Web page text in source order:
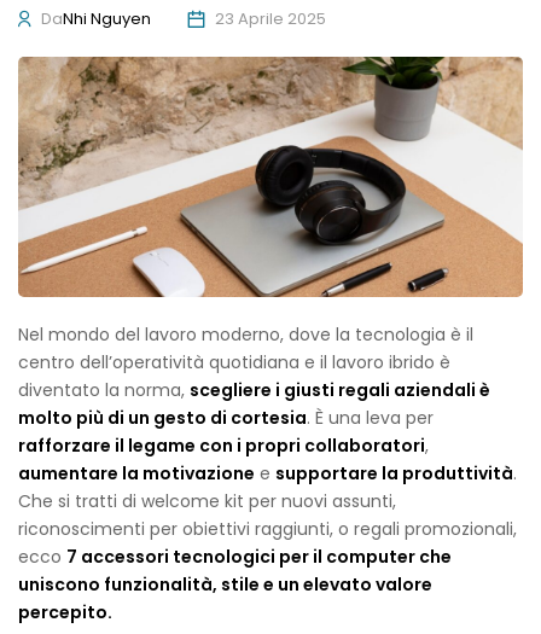
DaNhi Nguyen 23 Aprile 2025
Nel mondo del lavoro moderno, dove la tecnologia è il
centro dell’operatività quotidiana e il lavoro ibrido è
diventato la norma, scegliere i giusti regali aziendali è
molto più di un gesto di cortesia. È una leva per
rafforzare il legame con i propri collaboratori,
aumentare la motivazione e supportare la produttività.
Che si tratti di welcome kit per nuovi assunti,
riconoscimenti per obiettivi raggiunti, o regali promozionali,
ecco 7 accessori tecnologici per il computer che
uniscono funzionalità, stile e un elevato valore
percepito.